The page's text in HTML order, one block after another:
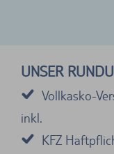
UNSER
Vollkasko-
inkl.
KFZ